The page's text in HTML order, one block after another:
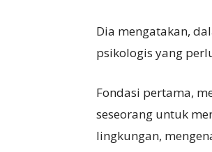
Dia mengatakan,
psikologis yang
Fondasi pertama,
seseorang untuk
lingkungan,